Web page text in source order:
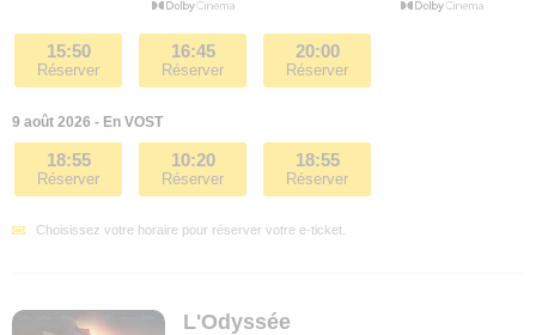
15:50
Réserver
16:45
Réserver
20:00
Réserver
9 août 2026 - En VOST
18:55
Réserver
10:20
Réserver
18:55
Réserver
Choisissez votre horaire pour réserver votre e-ticket.
L'Odyssée